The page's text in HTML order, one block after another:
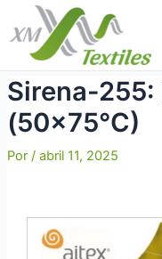
contenido
Sirena-255:
(50×75°C)
Por / abril 11, 2025